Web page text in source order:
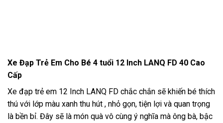
Xe Đạp Trẻ Em Cho Bé 4 tuổi 12 Inch LANQ FD 40 Cao
Cấp
Xe đạp trẻ em 12 Inch LANQ FD chắc chắn sẽ khiến bé thích
thú với lớp màu xanh thu hút , nhỏ gọn, tiện lợi và quan trọng
là bền bỉ. Đây sẽ là món quà vô cùng ý nghĩa mà ông bà, bậc